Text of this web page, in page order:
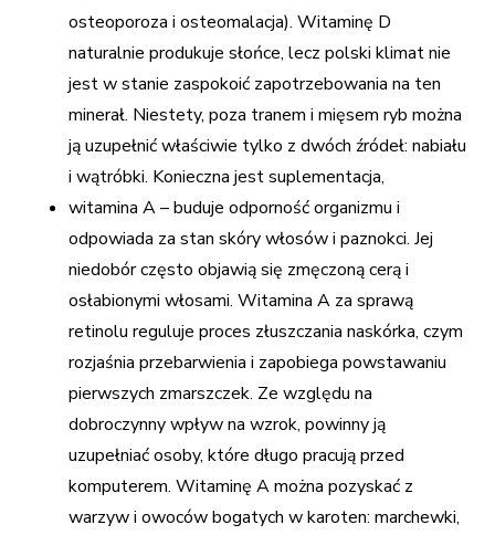
osteoporoza i osteomalacja). Witaminę D
naturalnie produkuje słońce, lecz polski klimat nie
jest w stanie zaspokoić zapotrzebowania na ten
minerał. Niestety, poza tranem i mięsem ryb można
ją uzupełnić właściwie tylko z dwóch źródeł: nabiału
i wątróbki. Konieczna jest suplementacja,
witamina A – buduje odporność organizmu i
odpowiada za stan skóry włosów i paznokci. Jej
niedobór często objawią się zmęczoną cerą i
osłabionymi włosami. Witamina A za sprawą
retinolu reguluje proces złuszczania naskórka, czym
rozjaśnia przebarwienia i zapobiega powstawaniu
pierwszych zmarszczek. Ze względu na
dobroczynny wpływ na wzrok, powinny ją
uzupełniać osoby, które długo pracują przed
komputerem. Witaminę A można pozyskać z
warzyw i owoców bogatych w karoten: marchewki,